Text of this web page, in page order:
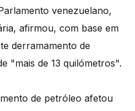
venezuelano,
afirmou, com base em
derramamento de
"mais de 13 quilómetros".
de petróleo afetou